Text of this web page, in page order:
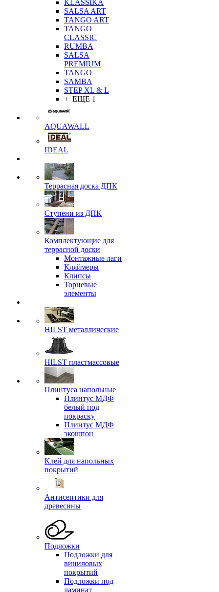
KLASSIKA
SALSA ART
TANGO ART
TANGO
CLASSIC
RUMBA
SALSA
PREMIUM
TANGO
SAMBA
STEP XL & L
+ ЕЩЕ 1
AQUAWALL
IDEAL
Террасная доска ДПК
Ступени из ДПК
Комплектующие для
террасной доски
Монтажные лаги
Кляймеры
Клипсы
Торцевые
элементы
HILST металлические
HILST пластмассовые
Плинтуса напольные
Плинтус МДФ
белый под
покраску
Плинтус МДФ
экошпон
Клей для напольных
покрытий
Антисептики для
древесины
Подложки
Подложки для
виниловых
покрытий
Подложки под
ламинат